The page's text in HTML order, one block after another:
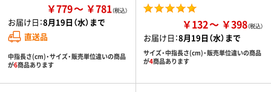
￥779 ￥781
お届け日：8月19日（水）まで
直送品
中指長さ(cm)・サイズ・販売単位違いの商品
が6商品あります
￥132 ￥398
お届け日：8月19日（水）まで
サイズ・中指長さ(cm)・販売単位違いの商品
が4商品あります